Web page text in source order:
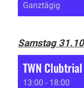
Ganztägig
Samstag
TWN
13:00 - 18:00